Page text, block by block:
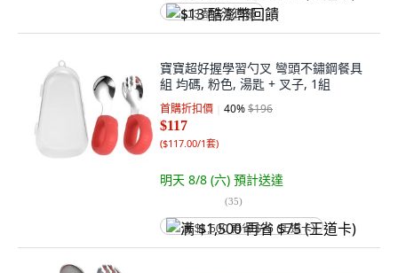
$13 酷澎幣回饋
寶寶超好握學習勺叉 彎頭不鏽鋼餐具
組 均碼, 粉色, 湯匙 + 叉子, 1組
首購折扣價 40%$196
$117
($117.00/1套)
明天 8/8 (六) 預計送達
(35)
满 $1,500 再省 $75 (王道卡)